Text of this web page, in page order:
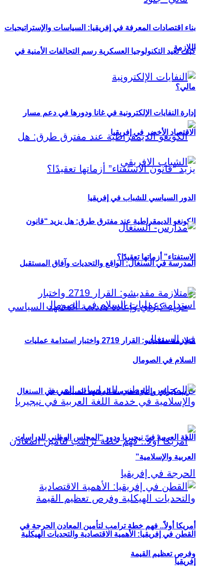
كيف تعيد التكنولوجيا العسكرية رسم التحالفات الأمنية في
مالي؟
الكونغو الديمقراطية عند مفترق طرق: هل يزيد “قانون
الاستفتاء” أزماتها تعقيدًا؟
حزب كيراي وإعادة هندسة المشهد السياسي في السنغال
أمريكا أولاً.. فهم خطة ترامب لتأمين المعادن الحرجة في
إفريقيا
بناء اقتصادات المعرفة في إفريقيا: السياسات والإستراتيجيات
اللازمة
إدارة النفايات الإلكترونية في غانا ودورها في دعم مسار
الاقتصاد الأخضر في إفريقيا
الدور السياسي للشباب في إفريقيا
المدرسة في السنغال: الواقع والتحديات وآفاق المستقبل
متلازمة مقديشو: القرار 2719 واختبار استدامة عمليات
السلام في الصومال
اللغة العربية في نيجيريا ودور “المجلس الوطني للدراسات
العربية والإسلامية”
القطن في إفريقيا: الأهمية الاقتصادية والتحديات الهيكلية
وفرص تعظيم القيمة